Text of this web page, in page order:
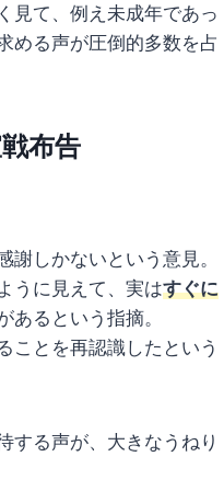
見て、例え未成年であっ
める声が圧倒的多数を占
布告
しかないという意見。
うに見えて、実はすぐに
あるという指摘。
ことを再認識したという
する声が、大きなうねり